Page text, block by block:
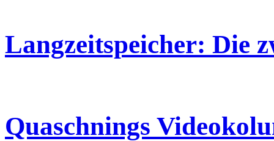
Langzeitspeicher: Die
Quaschnings